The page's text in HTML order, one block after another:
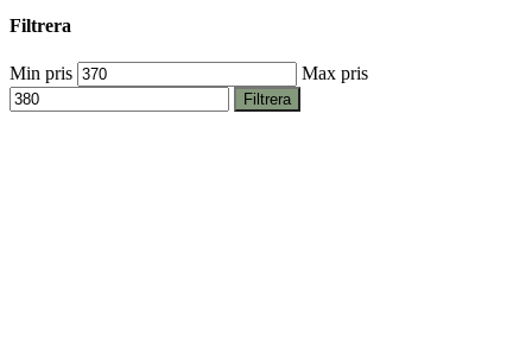
Filtrera
Min pris Max pris
Filtrera